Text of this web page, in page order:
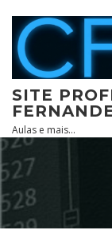
content
SITE
Aulas e mais…